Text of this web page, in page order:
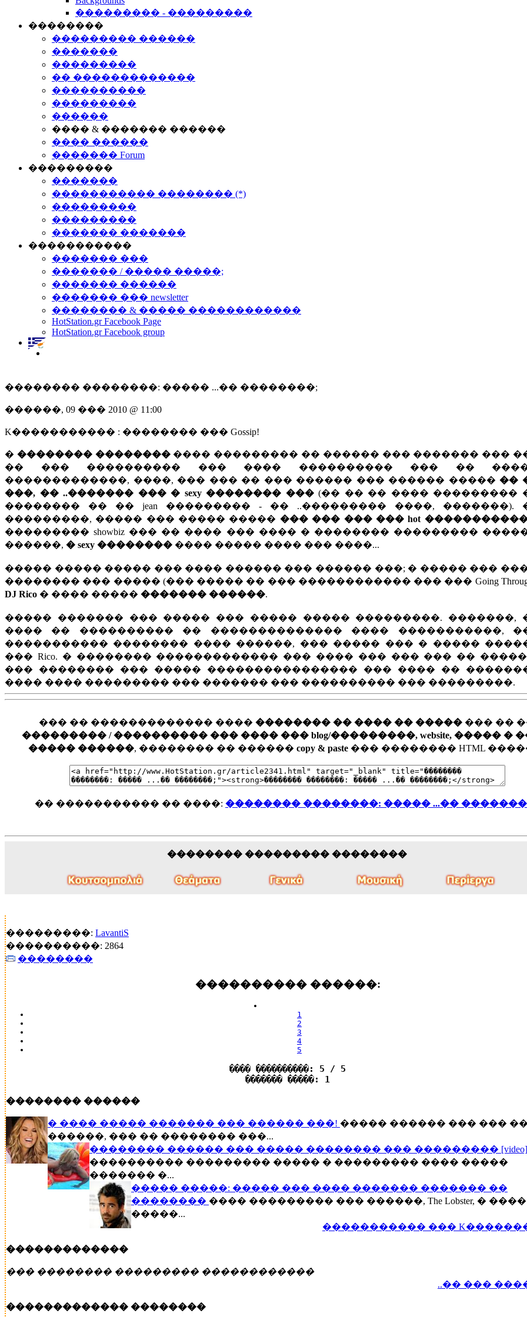
��������� - ���������
��������
��������� ������
�������
���������
�� �������������
����������
���������
������
���� & ������� ������
���� ������
������� Forum
���������
�������
����������� �������� (*)
���������
���������
������� �������
�����������
������� ���
������� / ����� �����;
������� ������
������� ��� newsletter
�������� & ����� ������������
HotStation.gr Facebook Page
HotStation.gr Facebook group
�������� ��������: ����� ...�� ��������;
������, 09 ��� 2010 @ 11:00
K����������� : �������� ��� Gossip!
� �������� ������������ ��������� �� ������ ��� ������� ���
�� ��� ���������� ��� ���� ���������� ��� ��
�������������, ����, ��� ��� �� ��� ������ ��� ������ �������
���, �� ..������� ��� � sexy �������� ���(�� �� �� ���� ���������
�������� �� �� jean ��������� - �� ..��������� ����, �������).
���������, ����� ��� ����� ����� ��� ��� ��� ��� hot
��������� showbiz ��� �� ���� ��� ���� � �������� ���������
������, � sexy �������� ���� ����� ���� ��� ����...
����� ����� ����� ��� ���� ������ ��� ������ ���; � ����� ��� ���
�������� ��� ����� (��� ����� �� ��� ������������ ��� ��� Going
DJ Rico � ���� ����� ������� ������.
����� ������� ��� ����� ��� ����� ����� ���������. �������,
���� �� ���������� �� �������������� ���� �����������,
����������� �������� ���� ������, ��� ����� ��� � �����
��� Rico. � �������� ������������� ��� ���� ��� ��� ��� ��
��� �������� ��� ����� ���������������� ��� ���� ��
���� ���� ��������� ��� ������� ��� ���������� ��� ���������.
��� �� ������������� ���� �������� �� ���� �� ����� ��� ��
��������� / ���������� ��� ���� ��� blog/���������, website, ����� �
����� ������, �������� �� ������ copy & paste��� �������� HTML
�� ����������� �� ����: �������� ��������: ����� ...��
�������� ��������� ��������
���������: LavantiS
����������: 2864
��������
���������� ������:
1
2
3
4
5
���� ����������: 5 / 5
������� �����: 1
�������� ������
� ���� ����� ������� ��� ������ ���! ����� ������ ��� ���
������, ��� �� �������� ���...
�������� ������ ��� ����� �������� ��� ��������� [video]
���������� ��������� ����� � ��������� ���� �����
������� �...
����� �����: ����� ��� ���� ������� ������� ��
�������� ���� ��������� ��� ������, The Lobster, �
�����...
����������� ���
�������������
��� �������� ��������� ������������
..�� ���
������������� ��������